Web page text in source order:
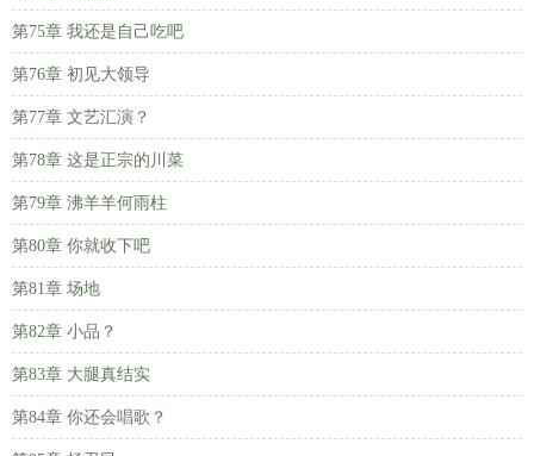
第75章 我还是自己吃吧
第76章 初见大领导
第77章 文艺汇演？
第78章 这是正宗的川菜
第79章 沸羊羊何雨柱
第80章 你就收下吧
第81章 场地
第82章 小品？
第83章 大腿真结实
第84章 你还会唱歌？